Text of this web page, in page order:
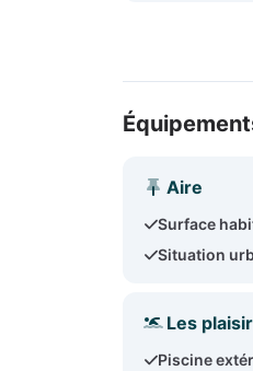
Aire
Surface
Situation
Les
Piscine